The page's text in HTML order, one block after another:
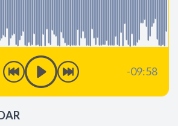
-09:58